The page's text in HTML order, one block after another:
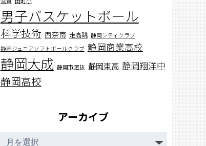
男子バスケットボール
科学技術 西奈南 走高跳 静岡シティクラブ
静岡ジュニアソフトボールクラブ 静岡商業高校
静岡大成 静岡市選抜 静岡東高 静岡翔洋中
静岡高校
アーカイブ